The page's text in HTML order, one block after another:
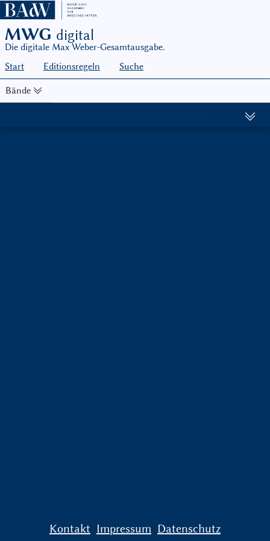
MWG digital
Die digitale Max Weber-Gesamtausgabe.
Start
Editionsregeln Suche
Bände
Kontakt Impressum Datenschutz